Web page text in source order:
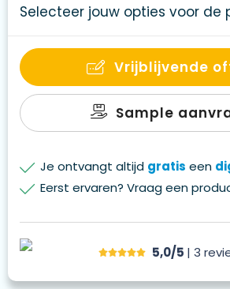
Selecteer jouw opties voor de
Vrijblijvende
Sample
Je ontvangt altijd gratis een
Eerst ervaren? Vraag een
5,0/5 | 3